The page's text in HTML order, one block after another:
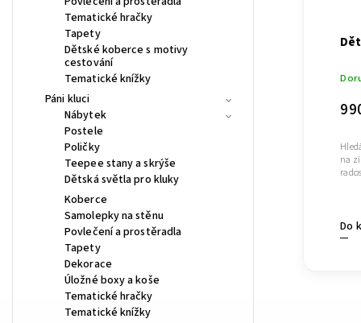
Tematické hračky
Tapety
Dětské koberce s motivy
cestování
Tematické knížky
Páni kluci
Nábytek
Postele
Poličky
Teepee stany a skrýše
Dětská světla pro kluky
Koberce
Samolepky na stěnu
Povlečení a prostěradla
Tapety
Dekorace
Úložné boxy a koše
Tematické hračky
Tematické knížky
Do
na